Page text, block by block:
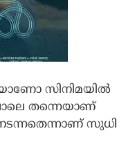
സിനിമയില്‍
തന്നെയാണ്
സുധി